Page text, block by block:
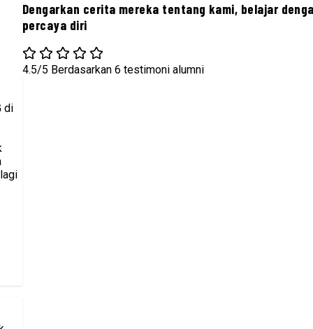
Dengarkan cerita mereka tentang kami, belajar
percaya diri
4.5/5 Berdasarkan 6 testimoni alumni
di